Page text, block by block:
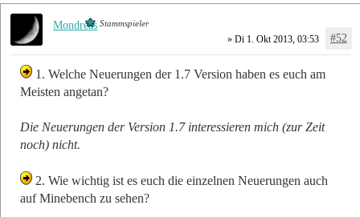
» Di 1. Okt 2013, 03:53 #52
1. Welche Neuerungen der 1.7 Version haben es euch am
Meisten angetan?
Die Neuerungen der Version 1.7 interessieren mich (zur Zeit
noch) nicht.
2. Wie wichtig ist es euch die einzelnen Neuerungen auch
auf Minebench zu sehen?
Mondreas Stammspieler